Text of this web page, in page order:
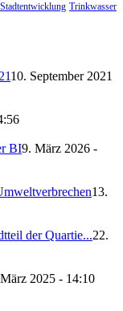
Stadtentwicklung Trinkwasser
10. September 2021
BI9. März 2026 -
13.
der Quartie...22.
2025 - 14:10